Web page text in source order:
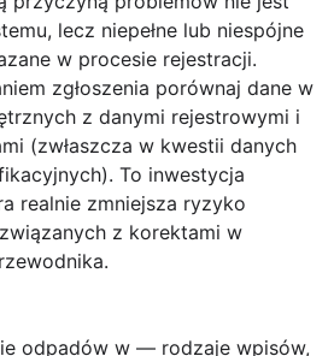
lecz niepełne lub niespójne
w procesie rejestracji.
zgłoszenia porównaj dane w
z danymi rejestrowymi i
(zwłaszcza w kwestii danych
To inwestycja
realnie zmniejsza ryzyko
z korektami w
odpadów w — rodzaje wpisów,